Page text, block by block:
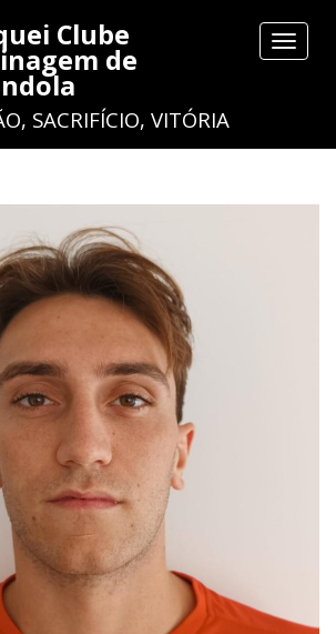
Toggle
Clube
de
SACRIFÍCIO, VITÓRIA